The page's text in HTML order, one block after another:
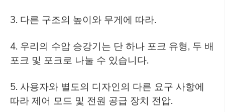
3. 다른 구조의 높이와 무게에 따라.
4. 우리의 수압 승강기는 단 하나 포크 유형, 두 배
포크 및 포크로 나눌 수 있습니다.
5. 사용자와 별도의 디자인의 다른 요구 사항에
따라 제어 모드 및 전원 공급 장치 전압.